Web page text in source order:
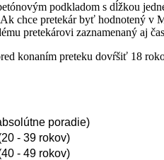
podkladom s dĺžkou
chce pretekár byť hodnotený
pretekárovi zaznamenaný aj
konaním preteku dovŕšiť 18
poradie)
- 39 rokov)
- 49 rokov)